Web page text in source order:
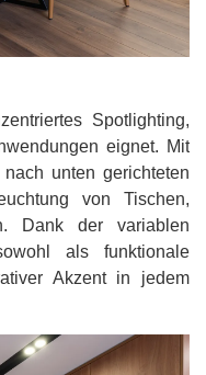
Spotlighting,
eignet. Mit
unten gerichteten
von Tischen,
Dank der variablen
als funktionale
Akzent in jedem